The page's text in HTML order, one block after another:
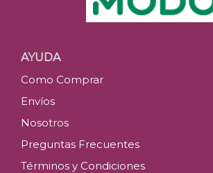
AYUDA
Como Comprar
Envíos
Nosotros
Preguntas Frecuentes
Términos y Condiciones